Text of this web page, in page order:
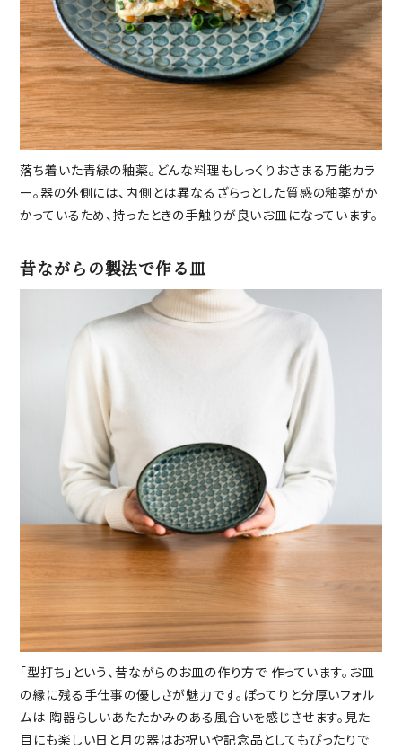
落ち着いた青緑の釉薬。どんな料理もしっくりおさまる万能カラ
ー。器の外側には、内側とは異なるざらっとした質感の釉薬がか
かっているため、持ったときの手触りが良いお皿になっています。
昔ながらの製法で作る皿
「型打ち」という、昔ながらのお皿の作り方で 作っています。お皿
の縁に残る手仕事の優しさが魅力です。ぽってりと分厚いフォル
ムは 陶器らしいあたたかみのある風合いを感じさせます。見た
目にも楽しい日と月の器はお祝いや記念品としてもぴったりで